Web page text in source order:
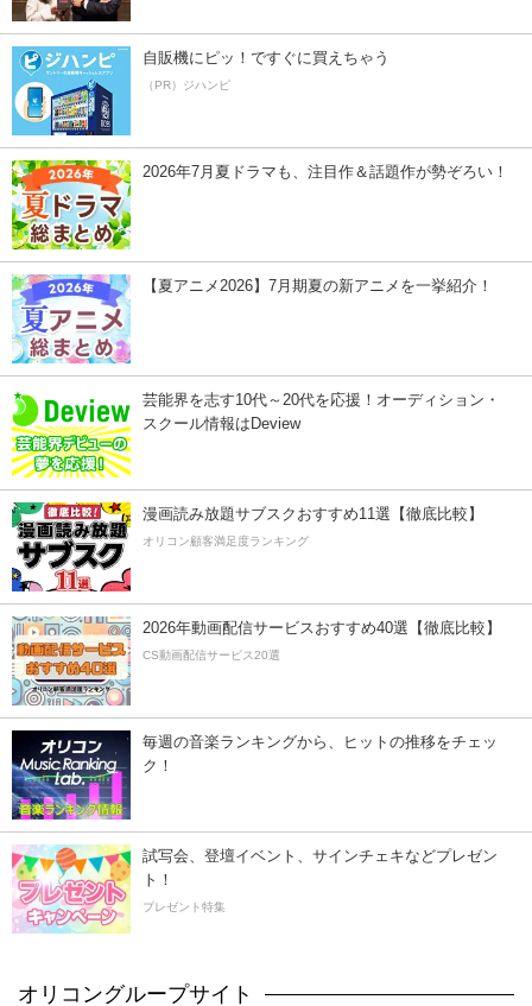
自販機にピッ！ですぐに買えちゃう
（PR）ジハンピ
2026年7月夏ドラマも、注目作＆話題作が勢ぞろい！
【夏アニメ2026】7月期夏の新アニメを一挙紹介！
芸能界を志す10代～20代を応援！オーディション・
スクール情報はDeview
漫画読み放題サブスクおすすめ11選【徹底比較】
オリコン顧客満足度ランキング
2026年動画配信サービスおすすめ40選【徹底比較】
CS動画配信サービス20選
毎週の音楽ランキングから、ヒットの推移をチェッ
ク！
試写会、登壇イベント、サインチェキなどプレゼン
ト！
プレゼント特集
オリコングループサイト